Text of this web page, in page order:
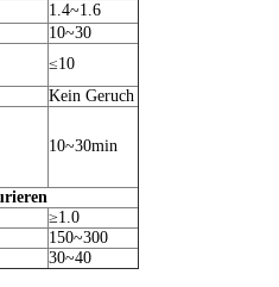
1.4~1.6
10~30
≤10
Kein Geruch
10~30min
≥1.0
150~300
30~40